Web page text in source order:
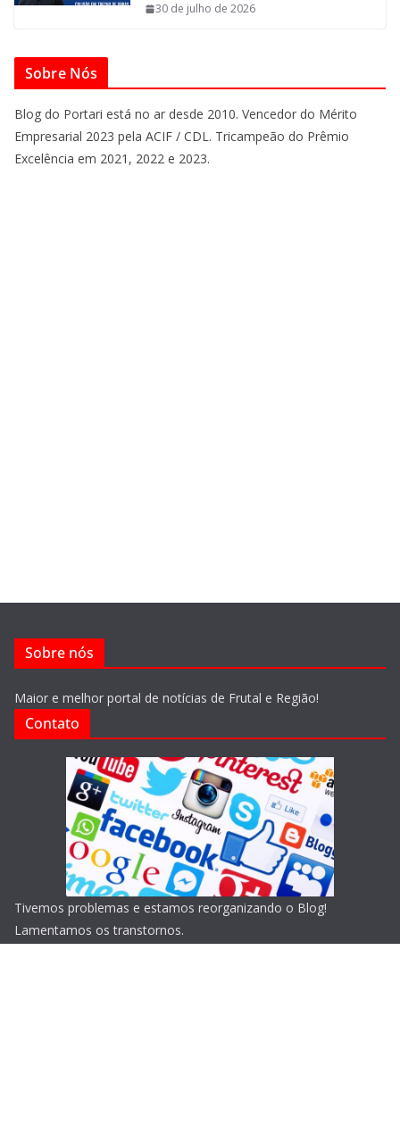
30 de julho de 2026
Sobre Nós
Blog do Portari está no ar desde 2010. Vencedor do Mérito
Empresarial 2023 pela ACIF / CDL. Tricampeão do Prêmio
Excelência em 2021, 2022 e 2023.
Sobre nós
Maior e melhor portal de notícias de Frutal e Região!
Contato
Tivemos problemas e estamos reorganizando o Blog!
Lamentamos os transtornos.